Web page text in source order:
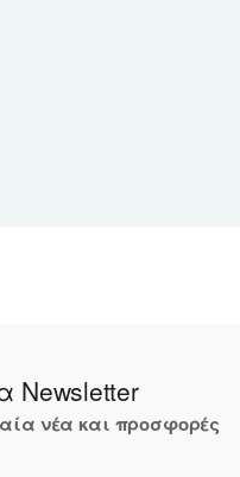
Newsletter
νέα και προσφορές